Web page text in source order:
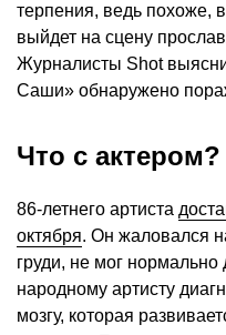
терпения, ведь похоже,
выйдет на сцену
Журналисты Shot
Саши» обнаружено
Что с актером?
86-летнего артиста
октября. Он жаловался
груди, не мог
народному артисту
мозгу, которая